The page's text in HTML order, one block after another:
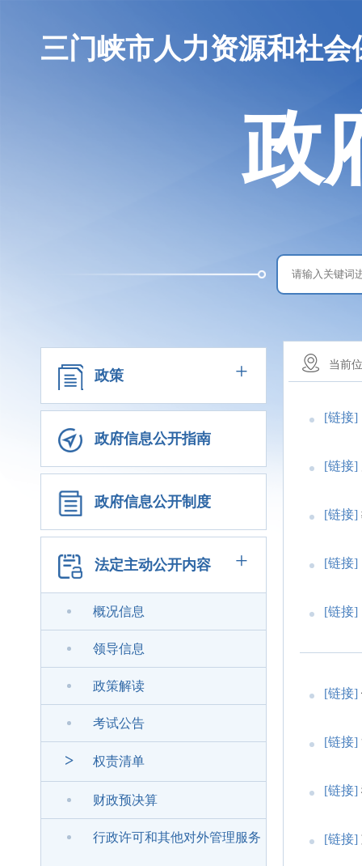
三门峡市人力资源和社会
政
政策 +
政府信息公开指南
政府信息公开制度
法定主动公开内容 +
概况信息
领导信息
政策解读
考试公告
> 权责清单
财政预决算
行政许可和其他对外管理服务
当前
[链接]
[链接]
[链接]
[链接]
[链接]
[链接]
[链接]
[链接]
[链接]